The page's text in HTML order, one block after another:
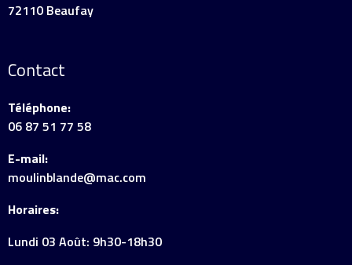
72110 Beaufay
Contact
Téléphone:
06 87 51 77 58
E-mail:
moulinblande@mac.com
Horaires:
Lundi 03 Août: 9h30-18h30